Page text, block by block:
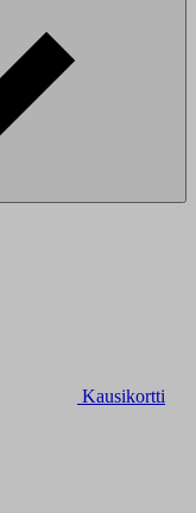
Kausikortti